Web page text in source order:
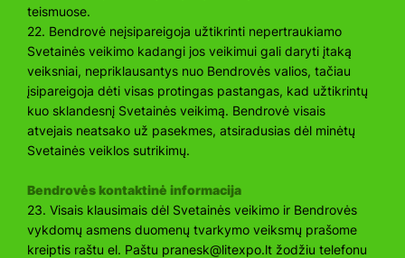
teismuose.
22. Bendrovė neįsipareigoja užtikrinti nepertraukiamo
Svetainės veikimo kadangi jos veikimui gali daryti įtaką
veiksniai, nepriklausantys nuo Bendrovės valios, tačiau
įsipareigoja dėti visas protingas pastangas, kad užtikrintų
kuo sklandesnį Svetainės veikimą. Bendrovė visais
atvejais neatsako už pasekmes, atsiradusias dėl minėtų
Svetainės veiklos sutrikimų.
Bendrovės kontaktinė informacija
23. Visais klausimais dėl Svetainės veikimo ir Bendrovės
vykdomų asmens duomenų tvarkymo veiksmų prašome
kreiptis raštu el. Paštu pranesk@litexpo.lt žodžiu telefonu